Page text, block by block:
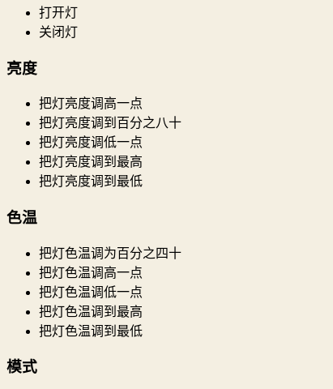
打开灯
关闭灯
亮度
把灯亮度调高一点
把灯亮度调到百分之八十
把灯亮度调低一点
把灯亮度调到最高
把灯亮度调到最低
色温
把灯色温调为百分之四十
把灯色温调高一点
把灯色温调低一点
把灯色温调到最高
把灯色温调到最低
模式